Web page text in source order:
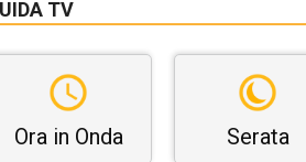
TV
Ora in Onda Serata